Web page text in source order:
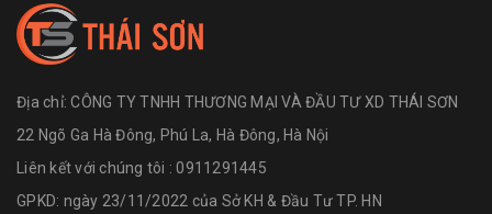
Địa chỉ:CÔNG TY TNHH THƯƠNG MẠI VÀ ĐẦU TƯ XD THÁI SƠN
22 Ngõ Ga Hà Đông, Phú La, Hà Đông, Hà Nội
Liên kết với chúng tôi : 0911291445
GPKD: ngày 23/11/2022 của Sở KH & Đầu Tư TP. HN